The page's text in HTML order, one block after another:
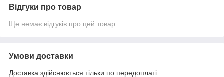
Відгуки про товар
Ще немає відгуків про цей товар
Умови доставки
Доставка здійснюється тільки по передоплаті.